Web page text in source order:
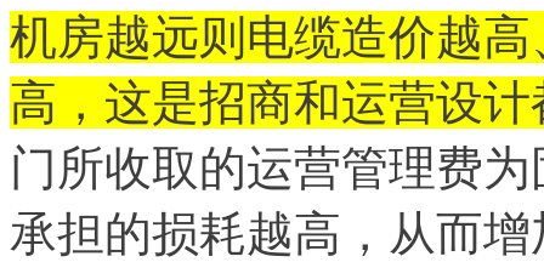
机房越远则电缆造价越
高，这是招商和运营设
门所收取的运营管理费
承担的损耗越高，从而